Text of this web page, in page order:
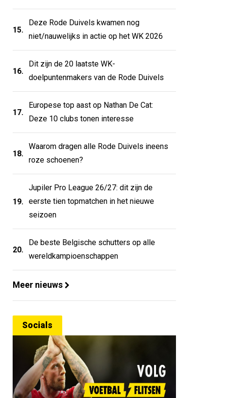
15.
Deze Rode Duivels kwamen nog
niet/nauwelijks in actie op het WK 2026
16.
Dit zijn de 20 laatste WK-
doelpuntenmakers van de Rode Duivels
17.
Europese top aast op Nathan De Cat:
Deze 10 clubs tonen interesse
18.
Waarom dragen alle Rode Duivels ineens
roze schoenen?
19.
Jupiler Pro League 26/27: dit zijn de
eerste tien topmatchen in het nieuwe
seizoen
20.
De beste Belgische schutters op alle
wereldkampioenschappen
Meer nieuws
Socials